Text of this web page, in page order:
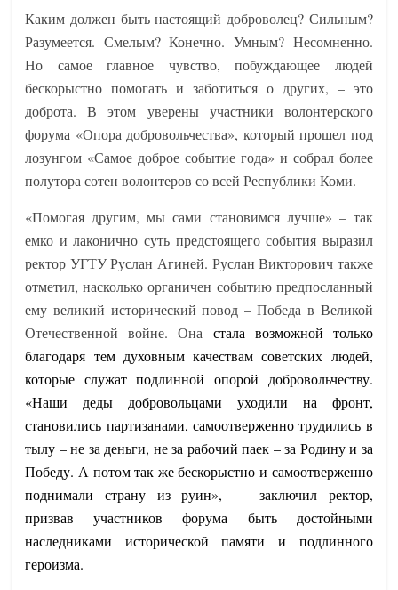
Каким должен быть настоящий доброволец? Сильным?
Разумеется. Смелым? Конечно. Умным? Несомненно.
Но самое главное чувство, побуждающее людей
бескорыстно помогать и заботиться о других, – это
доброта. В этом уверены участники волонтерского
форума «Опора добровольчества», который прошел под
лозунгом «Самое доброе событие года» и собрал более
полутора сотен волонтеров со всей Республики Коми.
«Помогая другим, мы сами становимся лучше» – так
емко и лаконично суть предстоящего события выразил
ректор УГТУ Руслан Агиней. Руслан Викторович также
отметил, насколько органичен событию предпосланный
ему великий исторический повод – Победа в Великой
Отечественной войне. Она стала возможной только
благодаря тем духовным качествам советских людей,
которые служат подлинной опорой добровольчеству.
«Наши деды добровольцами уходили на фронт,
становились партизанами, самоотверженно трудились в
тылу – не за деньги, не за рабочий паек – за Родину и за
Победу. А потом так же бескорыстно и самоотверженно
поднимали страну из руин», — заключил ректор,
призвав участников форума быть достойными
наследниками исторической памяти и подлинного
героизма.